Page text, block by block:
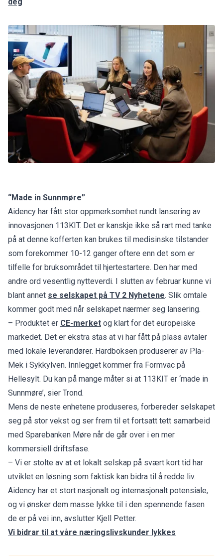
deg
“Made in Sunnmøre”
Aidency har fått stor oppmerksomhet rundt lansering av
innovasjonen 113KIT. Det er kanskje ikke så rart med tanke
på at denne kofferten kan brukes til medisinske tilstander
som forekommer 10-12 ganger oftere enn det som er
tilfelle for bruksområdet til hjertestartere. Den har med
andre ord vesentlig nytteverdi. I slutten av februar kunne vi
blant annet se selskapet på TV 2 Nyhetene. Slik omtale
kommer godt med når selskapet nærmer seg lansering.
– Produktet er CE-merket og klart for det europeiske
markedet. Det er ekstra stas at vi har fått på plass avtaler
med lokale leverandører. Hardboksen produserer av Pla-
Mek i Sykkylven. Innlegget kommer fra Formvac på
Hellesylt. Du kan på mange måter si at 113KIT er ‘made in
Sunnmøre’, sier Trond.
Mens de neste enhetene produseres, forbereder selskapet
seg på stor vekst og ser frem til et fortsatt tett samarbeid
med Sparebanken Møre når de går over i en mer
kommersiell driftsfase.
– Vi er stolte av at et lokalt selskap på svært kort tid har
utviklet en løsning som faktisk kan bidra til å redde liv.
Aidency har et stort nasjonalt og internasjonalt potensiale,
og vi ønsker dem masse lykke til i den spennende fasen
de er på vei inn, avslutter Kjell Petter.
Vi bidrar til at våre næringslivskunder lykkes